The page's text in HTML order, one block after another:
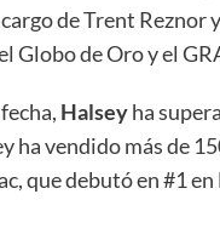
de Trent Reznor
Globo de Oro y el
Halseyha
ha vendido más de
que debutó en #1